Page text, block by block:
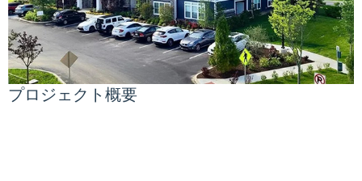
プロジェクト概要